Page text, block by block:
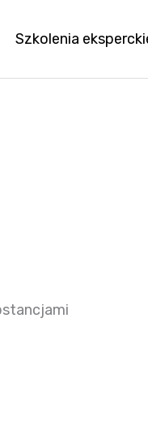
Szkolenia